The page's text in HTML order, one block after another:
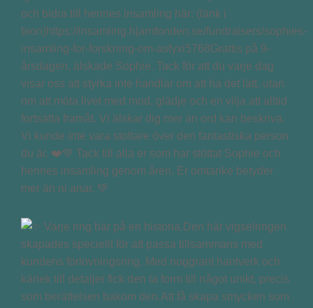
och bidra till hennes insamling här: (länk i
bion)https://insamling.hjarnfonden.se/fundraisers/sophies-
insamling-for-forskning-om-asfyxi5768Grattis på 9-
årsdagen, älskade Sophie. Tack för att du varje dag
visar oss att styrka inte handlar om att ha det lätt, utan
om att möta livet med mod, glädje och en vilja att alltid
fortsätta framåt. Vi älskar dig mer än ord kan beskriva.
Vi kunde inte vara stoltare över den fantastiska person
du är. ❤️💚 Tack till alla er som har stöttat Sophie och
hennes insamling genom åren. Er omtanke betyder
mer än ni anar. 💚